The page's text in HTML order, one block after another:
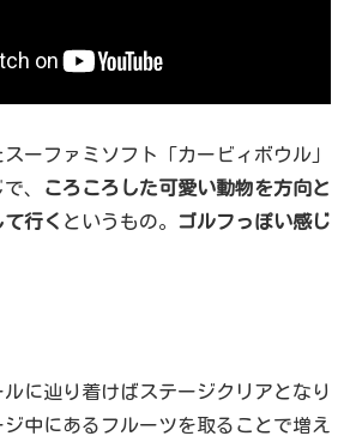
ーファミソフト「カービィボウル」
、
ころころした可愛い動物を方向と
行く というもの。 ゴルフっぽい感じ
に辿り着けばステージクリアとなり
中にあるフルーツを取ることで増え